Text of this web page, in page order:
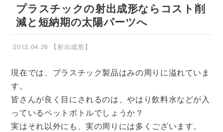
プラスチックの射出成形ならコスト削
減と短納期の太陽パーツへ
2012.04.26 【射出成形】
現在では、プラスチック製品はみの周りに溢れていま
す。
皆さんが良く目にされるのは、やはり飲料水などが入
っているペットボトルでしょうか？
実はそれ以外にも、実の周りには多くございます。